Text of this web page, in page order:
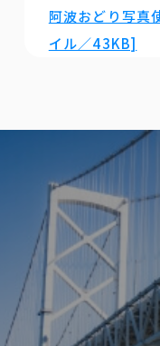
阿波おどり写真
イル／43KB]